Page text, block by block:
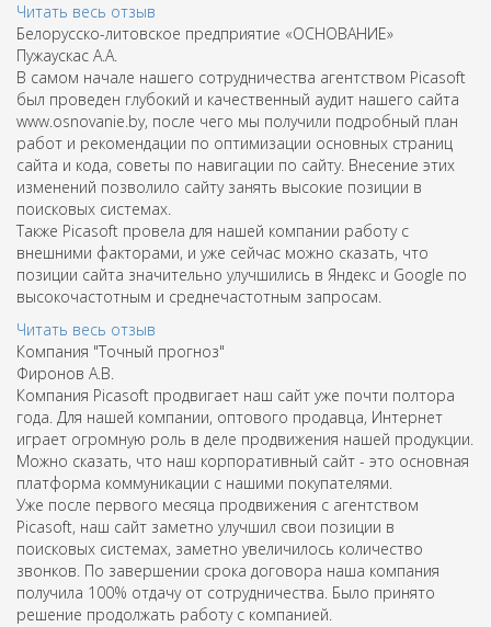
Читать весь отзыв
Белорусско-литовское предприятие «ОСНОВАНИЕ»
Пужаускас А.А.
В самом начале нашего сотрудничества агентством Picasoft
был проведен глубокий и качественный аудит нашего сайта
www.osnovanie.by, после чего мы получили подробный план
работ и рекомендации по оптимизации основных страниц
сайта и кода, советы по навигации по сайту. Внесение этих
изменений позволило сайту занять высокие позиции в
поисковых системах.
Также Picasoft провела для нашей компании работу с
внешними факторами, и уже сейчас можно сказать, что
позиции сайта значительно улучшились в Яндекс и Google по
высокочастотным и среднечастотным запросам.
Читать весь отзыв
Компания "Точный прогноз"
Фиронов А.В.
Компания Picasoft продвигает наш сайт уже почти полтора
года. Для нашей компании, оптового продавца, Интернет
играет огромную роль в деле продвижения нашей продукции.
Можно сказать, что наш корпоративный сайт - это основная
платформа коммуникации с нашими покупателями.
Уже после первого месяца продвижения с агентством
Picasoft, наш сайт заметно улучшил свои позиции в
поисковых системах, заметно увеличилось количество
звонков. По завершении срока договора наша компания
получила 100% отдачу от сотрудничества. Было принято
решение продолжать работу с компанией.